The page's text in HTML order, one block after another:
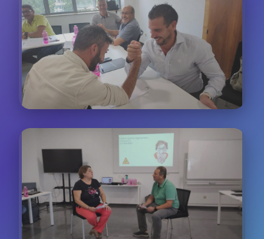
Dinámicas de grupo para resolver casos reales de
atención al cliente de diferentes sectores
Casos Prácticos
Análisis de situaciones reales basadas en nuestra
experiencia con más de 200 empresas